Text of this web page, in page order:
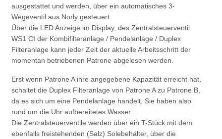
ausgestattet und werden, über ein automatisches 3-
Wegeventil aus Norly gesteuert.
Über die LED Anzeige im Display, des Zentralsteuerventil
WS1 CI der Kombifilteranlage / Pendelanlage / Duplex
Filteranlage kann jeder Zeit der aktuelle Arbeitsschritt der
momentan betriebenen Patrone abgelesen werden.
Erst wenn Patrone A ihre angegebene Kapazität erreicht hat,
schaltet die Duplex Filteranlage von Patrone A zu Patrone B,
da es sich um eine Pendelanlage handelt. Sie haben also
rund um die Uhr aufbereitetes Wasser.
Die Zentralsteuerventile werden über ein T-Stück mit dem
ebenfalls freistehenden (Salz) Solebehälter, über die